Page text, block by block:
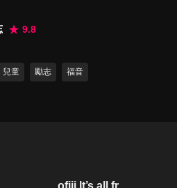
第627集 心中的那首歌
9.8
兒童 勵志 福音